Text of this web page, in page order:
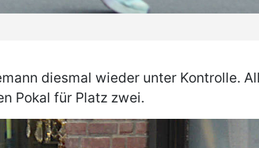
diesmal wieder unter Kontrolle.
Pokal für Platz zwei.